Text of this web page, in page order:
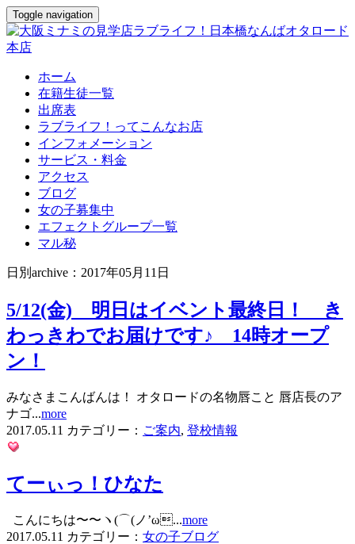
Toggle navigation
ホーム
在籍生徒一覧
出席表
ラブライフ！ってこんなお店
インフォメーション
サービス・料金
アクセス
ブログ
女の子募集中
エフェクトグループ一覧
マル秘
日別archive：2017年05月11日
5/12(金) 明日はイベント最終日！ き
わっきわでお届けです♪ 14時オープ
ン！
みなさまこんばんは！ オタロードの名物唇こと 唇店長のア
ナゴ...more
2017.05.11 カテゴリー： ご案内, 登校情報
てーぃっ！ひなた
こんにちは〜〜ヽ(⌒(ノ’ω...more
2017.05.11 カテゴリー： 女の子ブログ